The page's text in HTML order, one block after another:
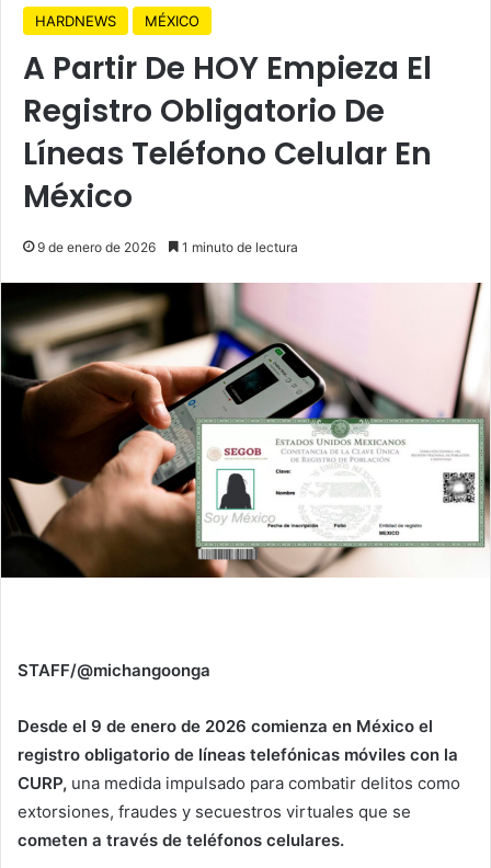
HARDNEWS MÉXICO
A Partir De HOY Empieza El
Registro Obligatorio De
Líneas Teléfono Celular En
México
9 de enero de 2026 1 minuto de lectura
STAFF/@michangoonga
Desde el 9 de enero de 2026 comienza en México el
registro obligatorio de líneas telefónicas móviles con la
CURP, una medida impulsado para combatir delitos como
extorsiones, fraudes y secuestros virtuales que se
cometen a través de teléfonos celulares.